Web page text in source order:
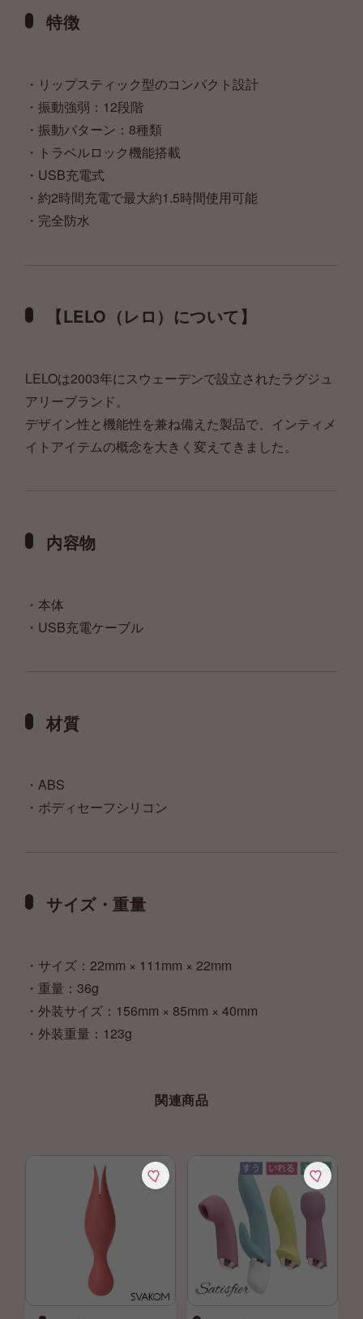
特徴
・リップスティック型のコンパクト設計
・振動強弱：12段階
・振動パターン：8種類
・トラベルロック機能搭載
・USB充電式
・約2時間充電で最大約1.5時間使用可能
・完全防水
【LELO（レロ）について】
LELOは2003年にスウェーデンで設立されたラグジュ
アリーブランド。
デザイン性と機能性を兼ね備えた製品で、インティメ
イトアイテムの概念を大きく変えてきました。
内容物
・本体
・USB充電ケーブル
材質
・ABS
・ボディセーフシリコン
サイズ・重量
・サイズ：22mm × 111mm × 22mm
・重量：36g
・外装サイズ：156mm × 85mm × 40mm
・外装重量：123g
関連商品